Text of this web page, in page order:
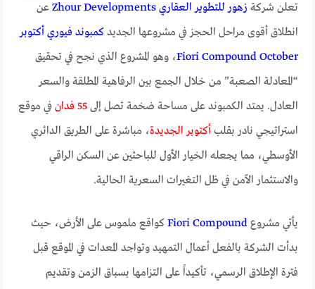
تعلن شركة زهور للتطوير العقاري Zhour Developments
عن
انطلاق أقوى مراحل الحجز في مشروعها الجديدكمبوند فيوري أكتوبر
Fiori Compound October، وهو المشروع الذي نجح في تحقيق
“المعادلة الصعبة” من خلال الجمع بين الرفاهية المطلقة والسعر
العادل. يمتد الكمبوند على مساحة ضخمة تصل إلى55 فدان
في موقع
استراتيجي نادر بقلب أكتوبر الجديدة، مباشرة على الطريق الدائري
الأوسطي، مما يجعله الخيار الأول للباحثين عن السكن الراقي
والاستثمار الآمن في ظل التغيرات السعرية الحالية.
يأتي مشروعFiori Compound كواقع ملموس على الأرض، حيث
بدأت الشركة بالفعل أعمال التمهيد وتواجد المعدات في الموقع قبل
فترة الإطلاق الرسمي، تأكيداً على التزامها بسباق الزمن وتقديم